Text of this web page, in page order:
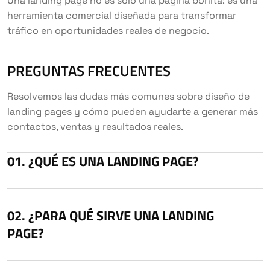
herramienta comercial diseñada para transformar
tráfico en oportunidades reales de negocio.
PREGUNTAS FRECUENTES
Resolvemos las dudas más comunes sobre diseño de
landing pages y cómo pueden ayudarte a generar más
contactos, ventas y resultados reales.
¿QUÉ ES UNA LANDING PAGE?
¿PARA QUÉ SIRVE UNA LANDING
PAGE?